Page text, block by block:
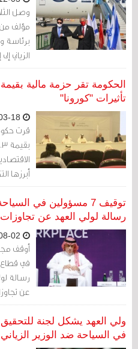
مؤلف
برئاسة
الزياني
خلالهما
وتطوير
تأثيرات "كورونا"
قرت
أبرزها
التعطل،
لثلاثة
الأخرى
توقيف 7 مسؤولين في
رسالة لولي العهد عن تجاوزات
في
رسالة
عن
والتجارة
ولي العهد يشكل لجنة
في السياحة ضد الوزير الزياني